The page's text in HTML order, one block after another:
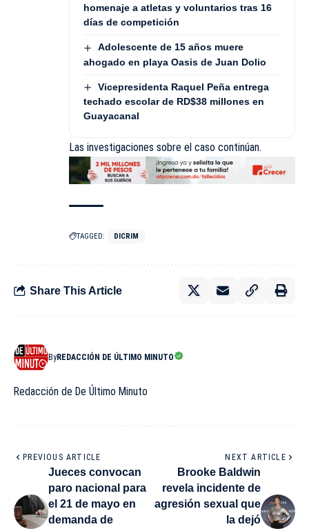
homenaje a atletas y voluntarios tras 16
días de competición
Adolescente de 15 años muere
ahogado en playa Oasis de Juan Dolio
Vicepresidenta Raquel Peña entrega
techado escolar de RD$38 millones en
Guayacanal
Las investigaciones sobre el caso continúan.
TAGGED: DICRIM
Share This Article
ByREDACCIÓN DE ÚLTIMO MINUTO
Redacción de De Último Minuto
PREVIOUS ARTICLE
Jueces convocan
paro nacional para
el 21 de mayo en
demanda de
NEXT ARTICLE
Brooke Baldwin
revela incidente de
agresión sexual que
la dejó